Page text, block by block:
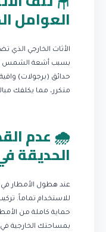
العوامل
الأثاث الخارجي
بسبب أشعة الشمس
حدائق (برجولات)
متكرر، مما يكلفك
🌧️ عدم
الحديقة
عند هطول الأمطار في
للاستخدام تماماً.
حماية كاملة من
بمساحتك الخارجية